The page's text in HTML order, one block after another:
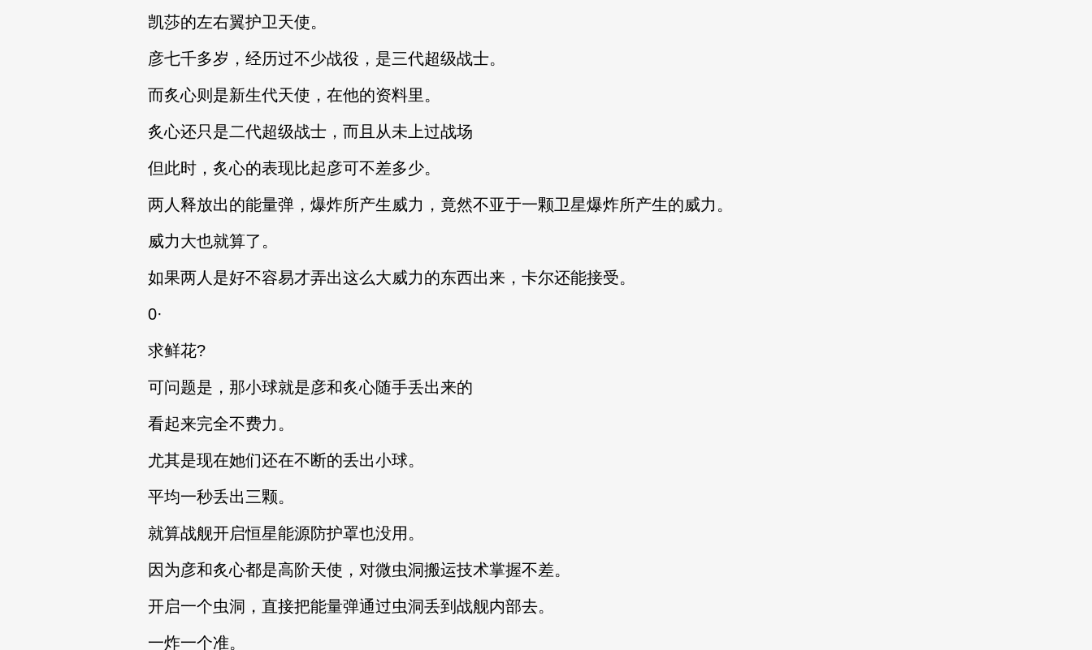
凯莎的左右翼护卫天使。
彦七千多岁，经历过不少战役，是三代超级战士。
而炙心则是新生代天使，在他的资料里。
炙心还只是二代超级战士，而且从未上过战场
但此时，炙心的表现比起彦可不差多少。
两人释放出的能量弹，爆炸所产生威力，竟然不亚于一颗卫星爆炸所产生的威力。
威力大也就算了。
如果两人是好不容易才弄出这么大威力的东西出来，卡尔还能接受。
0·
求鲜花?
可问题是，那小球就是彦和炙心随手丢出来的
看起来完全不费力。
尤其是现在她们还在不断的丢出小球。
平均一秒丢出三颗。
就算战舰开启恒星能源防护罩也没用。
因为彦和炙心都是高阶天使，对微虫洞搬运技术掌握不差。
开启一个虫洞，直接把能量弹通过虫洞丢到战舰内部去。
一炸一个准。